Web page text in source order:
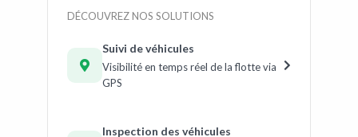
DÉCOUVREZ NOS SOLUTIONS
Suivi de véhicules
Visibilité en temps réel de la flotte via
GPS
Inspection des véhicules